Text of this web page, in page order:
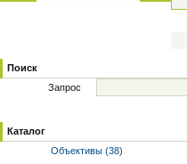
Поиск
Запрос
Каталог
Объективы (38)